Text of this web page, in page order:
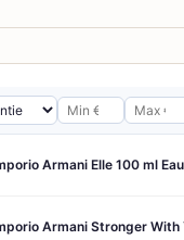
Armani Elle 100 ml
Armani Stronger With